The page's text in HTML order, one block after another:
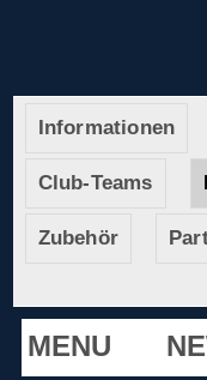
Informationen
Club-Teams
Zubehör
MENU